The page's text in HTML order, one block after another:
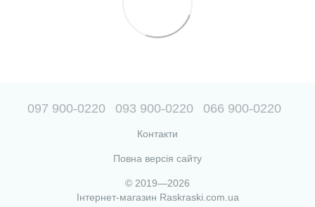
097 900-0220 093 900-0220 066 900-0220
Контакти
Повна версія сайту
© 2019—2026
Інтернет-магазин Raskraski.com.ua